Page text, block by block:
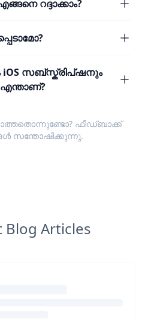
റദ്ദാക്കാം?
സബ്സ്ക്രിപ്ഷനും
ഫീഡ്ബാക്ക്
സന്തോഷിക്കുന്നു.
Blog Articles